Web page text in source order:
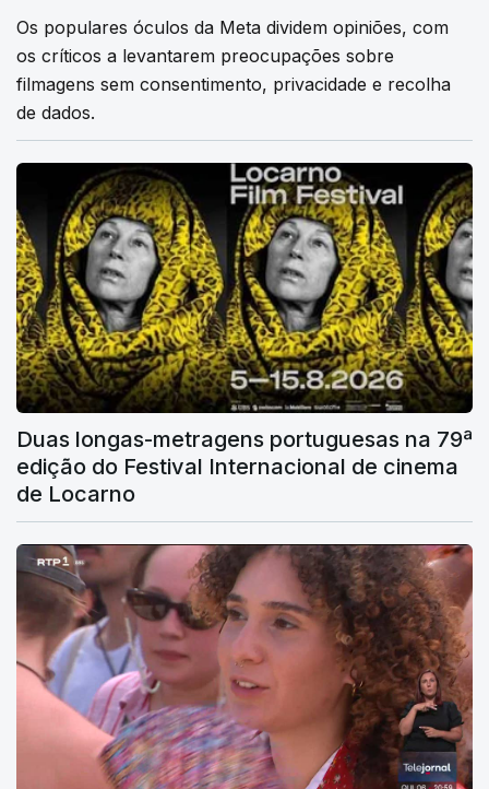
Os populares óculos da Meta dividem opiniões, com
os críticos a levantarem preocupações sobre
filmagens sem consentimento, privacidade e recolha
de dados.
Duas longas-metragens portuguesas na 79ª
edição do Festival Internacional de cinema
de Locarno